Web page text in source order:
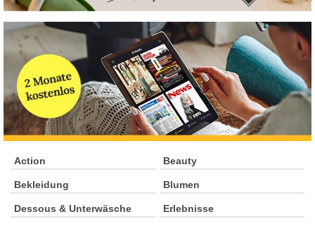
Action Beauty
Bekleidung Blumen
Dessous & Unterwäsche Erlebnisse